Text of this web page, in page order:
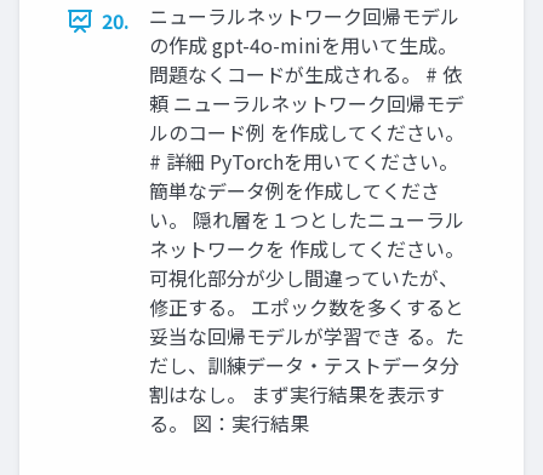
20.
ニューラルネットワーク回帰モデル
の作成 gpt-4o-miniを用いて生成。
問題なくコードが生成される。 # 依
頼 ニューラルネットワーク回帰モデ
ルのコード例 を作成してください。
# 詳細 PyTorchを用いてください。
簡単なデータ例を作成してくださ
い。 隠れ層を１つとしたニューラル
ネットワークを 作成してください。
可視化部分が少し間違っていたが、
修正する。 エポック数を多くすると
妥当な回帰モデルが学習でき る。た
だし、訓練データ・テストデータ分
割はなし。 まず実行結果を表示す
る。 図：実行結果